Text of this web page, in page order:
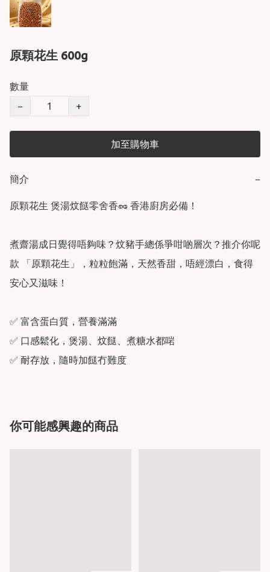
原顆花生 600g
數量
−
+
加至購物車
簡介 −
原顆花生 煲湯炆餸零舍香🥜 香港廚房必備！
煮齋湯成日覺得唔夠味？炆豬手總係爭咁啲層次？推介你呢
款 「原顆花生」，粒粒飽滿，天然香甜，唔經漂白，食得
安心又滋味！
✅ 富含蛋白質，營養滿滿
✅ 口感鬆化，煲湯、炆餸、煮糖水都啱
✅ 耐存放，隨時加餸冇難度
你可能感興趣的商品